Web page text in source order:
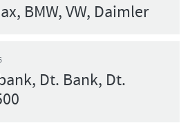
BMW, VW, Daimler
Dt. Bank, Dt.